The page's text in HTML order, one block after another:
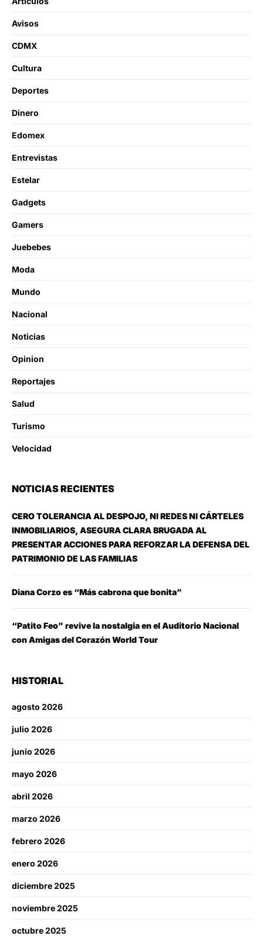
Avisos
CDMX
Cultura
Deportes
Dinero
Edomex
Entrevistas
Estelar
Gadgets
Gamers
Juebebes
Moda
Mundo
Nacional
Noticias
Opinion
Reportajes
Salud
Turismo
Velocidad
NOTICIAS RECIENTES
CERO TOLERANCIA AL DESPOJO, NI REDES NI CÁRTELES
INMOBILIARIOS, ASEGURA CLARA BRUGADA AL
PRESENTAR ACCIONES PARA REFORZAR LA DEFENSA DEL
PATRIMONIO DE LAS FAMILIAS
Diana Corzo es “Más cabrona que bonita”
“Patito Feo” revive la nostalgia en el Auditorio Nacional
con Amigas del Corazón World Tour
HISTORIAL
agosto 2026
julio 2026
junio 2026
mayo 2026
abril 2026
marzo 2026
febrero 2026
enero 2026
diciembre 2025
noviembre 2025
octubre 2025